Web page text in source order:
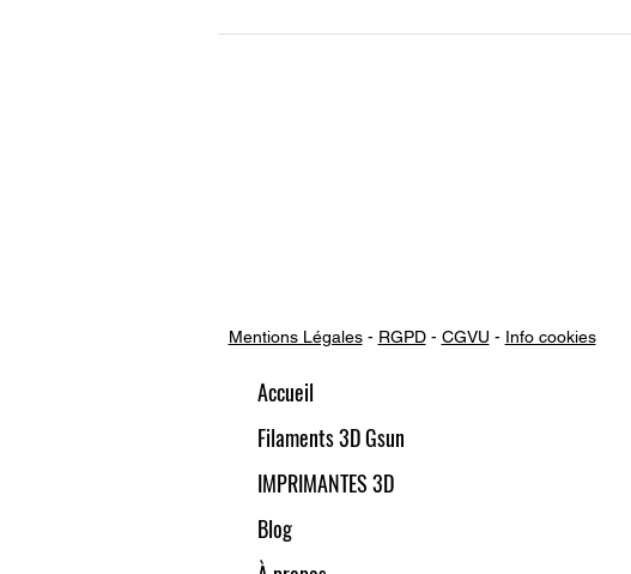
Mentions Légales- RGPD- CGVU - Info cookies
Accueil
Filaments 3D Gsun
IMPRIMANTES 3D
Blog